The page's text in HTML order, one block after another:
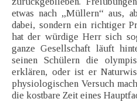
etwas nach „Müllern“ aus,
dabei, sondern ein richtiger
hat der würdige Herr sich
ganze Gesellschaft läuft
seinen Schülern die
erklären, oder ist er
physiologischen Versuch
die kostbare Zeit eines